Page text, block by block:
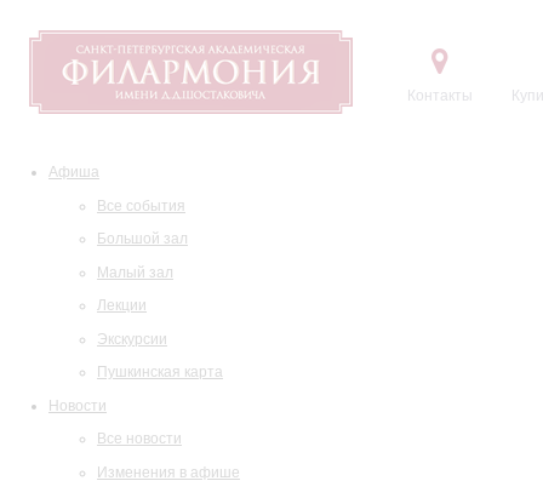
Контакты
Афиша
Все события
Большой зал
Малый зал
Лекции
Экскурсии
Пушкинская карта
Новости
Все новости
Изменения в афише